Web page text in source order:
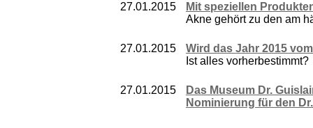
27.01.2015
Mit speziellen
Akne gehört zu den am
27.01.2015
Wird das Jahr 2015
Ist alles vorherbestimmt?
27.01.2015
Das Museum Dr.
Nominierung für den